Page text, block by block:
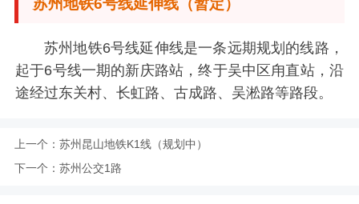
苏州地铁6号线延伸线是一条远期规划的线路，
起于6号线一期的新庆路站，终于吴中区甪直站，沿
途经过东关村、长虹路、古成路、吴淞路等路段。
上一个： 苏州昆山地铁K1线（规划中）
下一个： 苏州公交1路